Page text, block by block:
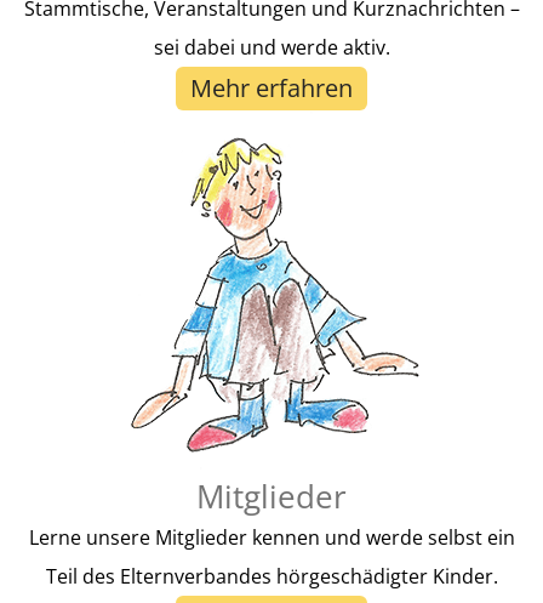
Stammtische, Veranstaltungen und Kurznachrichten –
sei dabei und werde aktiv.
Mehr erfahren
Mitglieder
Lerne unsere Mitglieder kennen und werde selbst ein
Teil des Elternverbandes hörgeschädigter Kinder.